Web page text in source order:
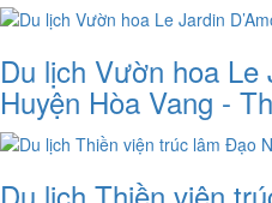
Du lịch Vườn hoa Le
Huyện Hòa Vang -